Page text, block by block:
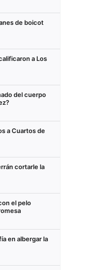
de boicot
a Los
del cuerpo
a Cuartos de
cortarle la
el pelo
en albergar la